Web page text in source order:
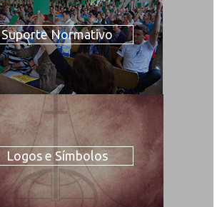
Suporte Normativo
Logos e Símbolos